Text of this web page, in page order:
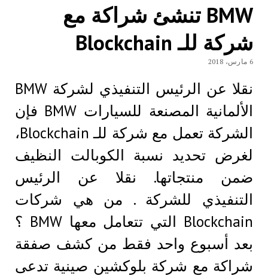
BMW تنشئ شراكة مع
شركة للـ Blockchain
6 مارس، 2018
نقلا عن الرئيس التنفيذي لشركة BMW
الألمانية المصنعة للسيارات BMW فإن
الشركة تعمل مع شركة للـ Blockchain،
لغرض تحديد نسبة الكوبالت النظيف
ضمن منتجاتها. نقلا عن الرئيس
التنفيذي للشركة . من هي شركات
Blockchain التي تتعامل معها BMW ؟
بعد أسبوع واحد فقط من كشف صفقة
شراكة مع شركة بلوكشين صينية تدعى